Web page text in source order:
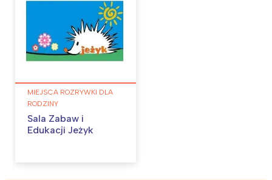
MIEJSCA ROZRYWKI DLA
RODZINY
Sala Zabaw i
Edukacji Jeżyk